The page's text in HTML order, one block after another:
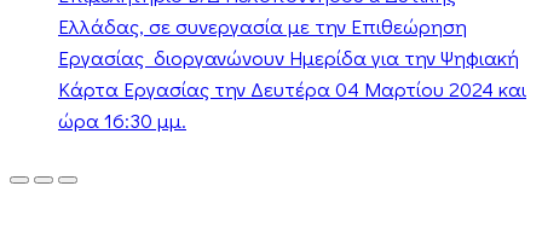
Ελλάδας, σε συνεργασία με την Επιθεώρηση
Εργασίας διοργανώνουν Ημερίδα για την Ψηφιακή
Κάρτα Εργασίας την Δευτέρα 04 Μαρτίου 2024 και
ώρα 16:30 μμ.